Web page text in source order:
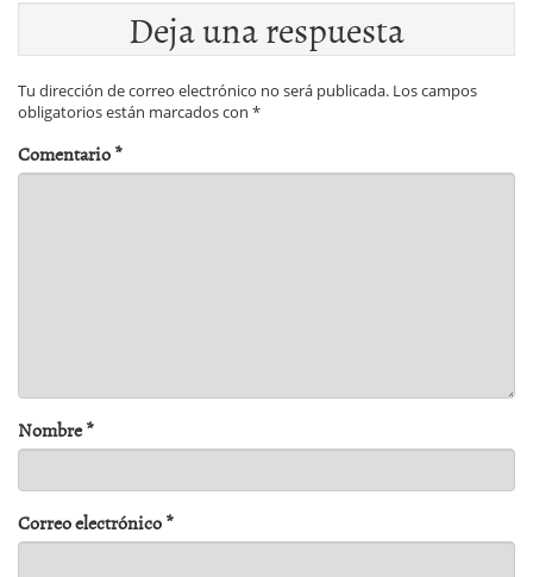
Deja una respuesta
Tu dirección de correo electrónico no será publicada. Los campos
obligatorios están marcados con *
Comentario*
Nombre*
Correo electrónico*